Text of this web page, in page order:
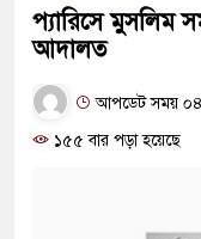
প্যারিসে মুসলিম
আদালত
আপডেট সময়
১৫৫ বার পড়া হয়েছে